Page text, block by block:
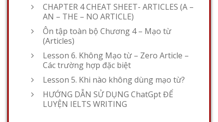
CHAPTER 4 CHEAT SHEET- ARTICLES (A –
AN – THE – NO ARTICLE)
Ôn tập toàn bộ Chương 4 – Mạo từ
(Articles)
Lesson 6. Không Mạo từ – Zero Article –
Các trường hợp đặc biệt
Lesson 5. Khi nào không dùng mạo từ?
HƯỚNG DẪN SỬ DỤNG ChatGpt ĐỂ
LUYỆN IELTS WRITING